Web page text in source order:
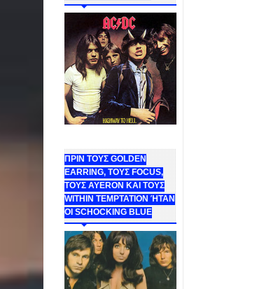
ΠΡΙΝ ΤΟΥΣ GOLDEN
EARRING, ΤΟΥΣ FOCUS,
ΤΟΥΣ ΑΥΕROΝ ΚΑΙ ΤΟΥΣ
WITHIN TEMPTATION ΉΤΑΝ
ΟΙ SCHOCKING BLUE